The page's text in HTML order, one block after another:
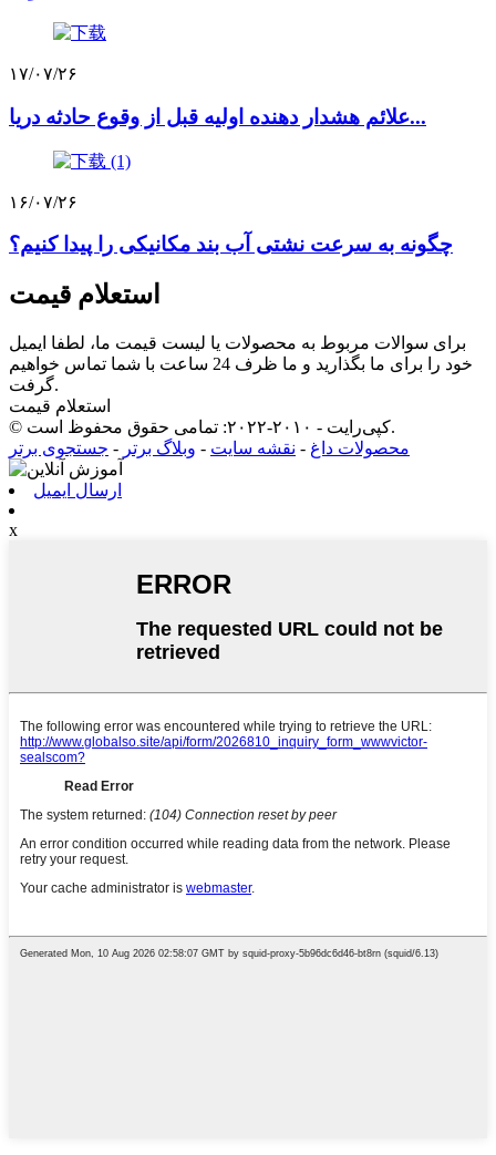
۱۷/۰۷/۲۶
علائم هشدار دهنده اولیه قبل از وقوع حادثه دریا...
۱۶/۰۷/۲۶
چگونه به سرعت نشتی آب بند مکانیکی را پیدا کنیم؟
استعلام قیمت
برای سوالات مربوط به محصولات یا لیست قیمت ما، لطفا ایمیل
خود را برای ما بگذارید و ما ظرف 24 ساعت با شما تماس خواهیم
گرفت.
استعلام قیمت
© کپی‌رایت - ۲۰۱۰-۲۰۲۲: تمامی حقوق محفوظ است.
محصولات داغ - نقشه سایت - وبلاگ برتر - جستجوی برتر
ارسال ایمیل
x